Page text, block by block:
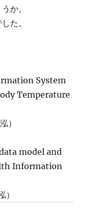
か。
た。
System
Temperature
）
model and
Information
）